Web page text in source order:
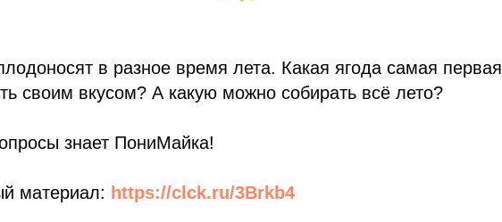
в разное время лета. Какая ягода самая первая
своим вкусом? А какую можно собирать всё лето?
знает ПониМайка!
материал: https://clck.ru/3Brkb4